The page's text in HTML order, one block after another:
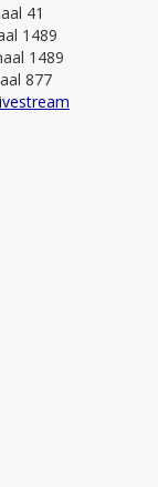
41
1489
1489
877